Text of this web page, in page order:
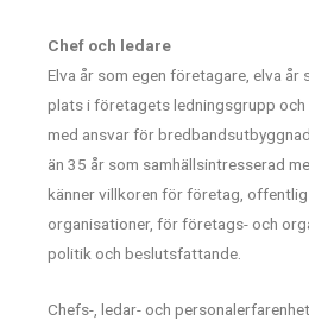
Chef och ledare
Elva år som egen företagare, elva
plats i företagets ledningsgrupp
med ansvar för
än 35 år som samhällsintresserad
känner villkoren för företag,
organisationer, för företags- och
politik och beslutsfattande.
Chefs-, ledar- och